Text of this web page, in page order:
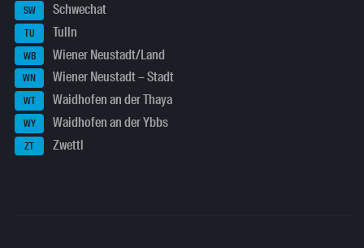
SW Schwechat
TU Tulln
WB Wiener Neustadt/Land
WN Wiener Neustadt – Stadt
WT Waidhofen an der Thaya
WY Waidhofen an der Ybbs
ZT Zwettl